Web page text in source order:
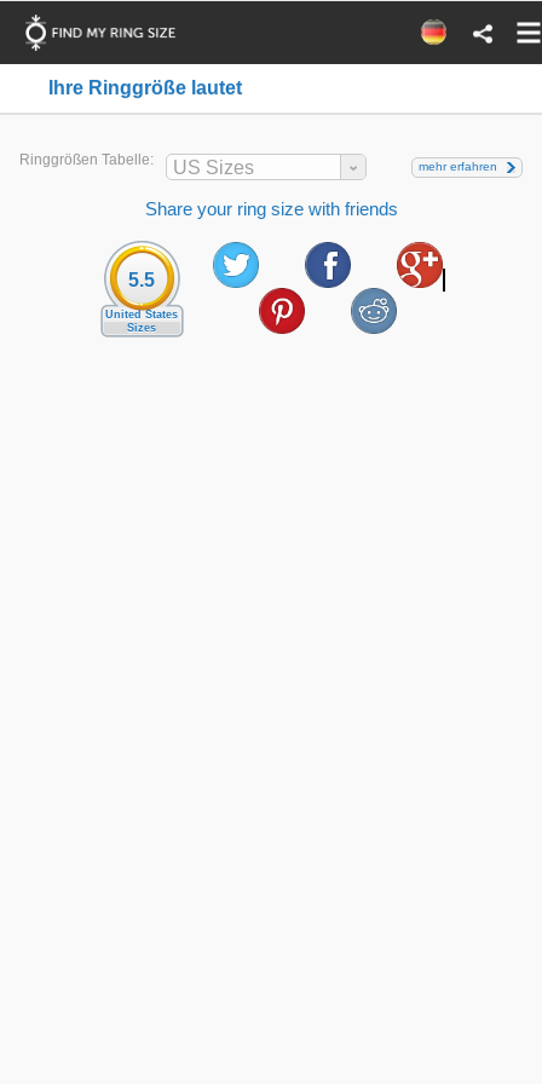
Ihre Ringgröße lautet
Ringgrößen Tabelle: US Sizes mehr erfahren
Share your ring size with friends
5.5
United States
Sizes